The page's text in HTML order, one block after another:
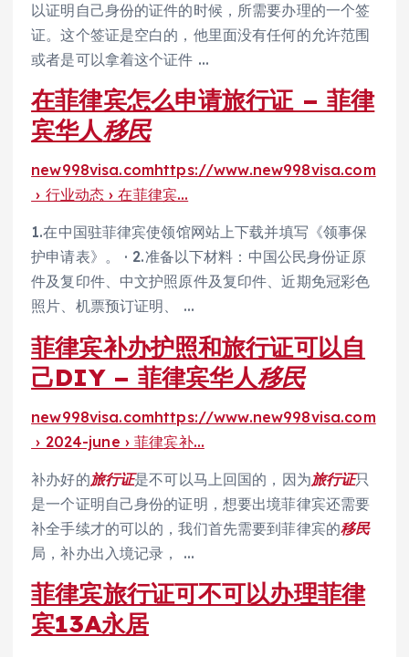
以证明自己身份的证件的时候，所需要办理的一个签
证。这个签证是空白的，他里面没有任何的允许范围
或者是可以拿着这个证件 …
在菲律宾怎么申请旅行证 – 菲律
宾华人移民
new998visa.comhttps://www.new998visa.com
› 行业动态 › 在菲律宾…
1.在中国驻菲律宾使领馆网站上下载并填写《领事保
护申请表》。 · 2.准备以下材料：中国公民身份证原
件及复印件、中文护照原件及复印件、近期免冠彩色
照片、机票预订证明、 …
菲律宾补办护照和旅行证可以自
己DIY – 菲律宾华人移民
new998visa.comhttps://www.new998visa.com
› 2024-june › 菲律宾补…
补办好的旅行证是不可以马上回国的，因为旅行证只
是一个证明自己身份的证明，想要出境菲律宾还需要
补全手续才的可以的，我们首先需要到菲律宾的移民
局，补办出入境记录， …
菲律宾旅行证可不可以办理菲律
宾13A永居